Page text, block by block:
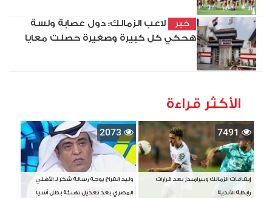
خبر
لاعب الزمالك: دول عصابة ولسة
هحكي كل كبيرة وصغيرة حصلت معايا
الأكثر قراءة
7491
إيقافات الزمالك وبيراميدز بعد قرارات
رابطة الأندية
2073
وليد الفراج يوجه رسالة شكر لـ الأهلي
المصري بعد تعديل تهنئة بطل آسيا